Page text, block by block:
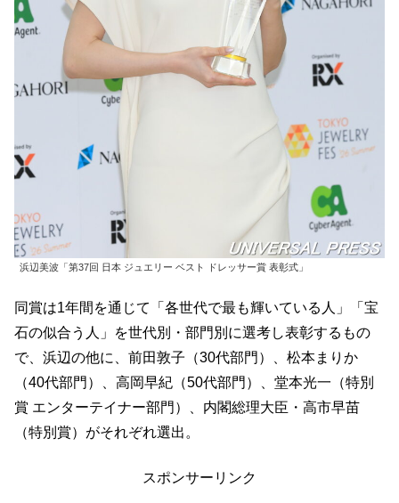
浜辺美波「第37回 日本 ジュエリー ベスト ドレッサー賞 表彰式」
同賞は1年間を通じて「各世代で最も輝いている人」「宝
石の似合う人」を世代別・部門別に選考し表彰するもの
で、浜辺の他に、前田敦子（30代部門）、松本まりか
（40代部門）、高岡早紀（50代部門）、堂本光一（特別
賞 エンターテイナー部門）、内閣総理大臣・高市早苗
（特別賞）がそれぞれ選出。
スポンサーリンク